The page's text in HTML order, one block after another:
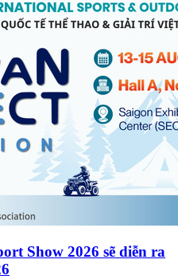
Show 2026 sẽ diễn ra